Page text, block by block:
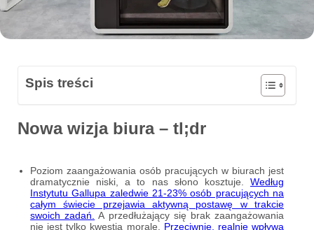
Spis treści
Nowa wizja biura – tl;dr
Poziom zaangażowania osób pracujących w biurach jest
dramatycznie niski, a to nas słono kosztuje. Według
Instytutu Gallupa zaledwie 21-23% osób pracujących na
całym świecie przejawia aktywną postawę w trakcie
swoich zadań.
A przedłużający się brak zaangażowania
nie jest tylko kwestią morale. Przeciwnie, realnie wpływa